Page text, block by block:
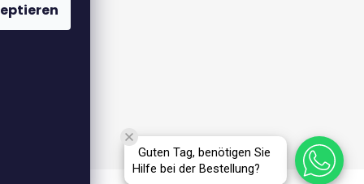
Guten Tag, benötigen Sie
Hilfe bei der Bestellung?